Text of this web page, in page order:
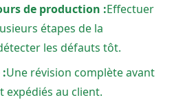
de production :Effectuer
étapes de la
les défauts tôt.
Une révision complète avant
expédiés au client.